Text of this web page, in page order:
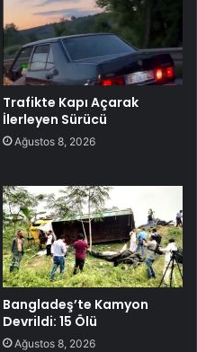
Trafikte Kapı Açarak
İlerleyen Sürücü
Ağustos 8, 2026
Bangladeş’te Kamyon
Devrildi: 15 Ölü
Ağustos 8, 2026